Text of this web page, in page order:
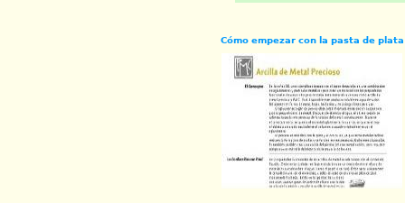
Cómo empezar con la pasta de plata